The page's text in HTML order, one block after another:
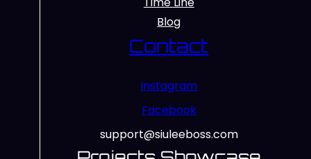
Blog
Contact
Instagram
Facebook
support@siuleeboss.com